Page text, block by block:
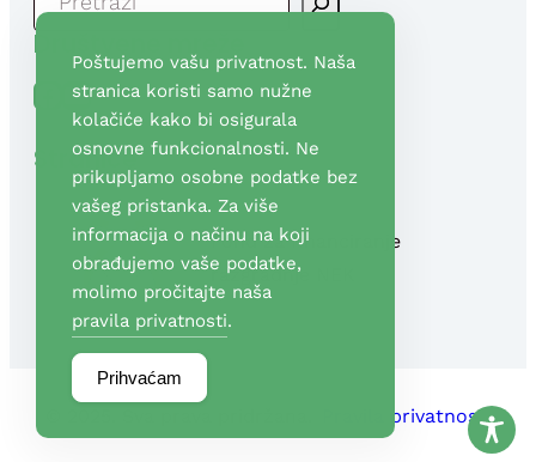
R
R
G
Društvene mreže
Facebook YouTube
Stranice
Fond za financiranje
razgradnje NEK
Pravila privatnosti
Poštujemo vašu privatnost. Naša
stranica koristi samo nužne
kolačiće kako bi osigurala
osnovne funkcionalnosti. Ne
prikupljamo osobne podatke bez
vašeg pristanka. Za više
informacija o načinu na koji
obrađujemo vaše podatke,
molimo pročitajte naša
pravila privatnosti.
Prihvaćam